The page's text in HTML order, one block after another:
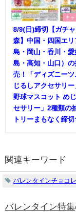
キャ
8/9(日)締切【ガチ
森】中国・四国エリ
島・岡山・香川・愛
島・高知・山口）の
売！「ディズニー
じるしアクセサリー
野球マスコット め
セサリー」2種類の
トリーまもなく締
関連キーワード
バレンタインチョコ
バレンタイン特集